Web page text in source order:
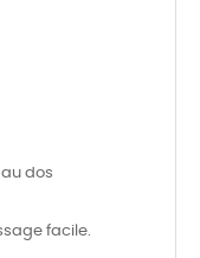
dos
facile.